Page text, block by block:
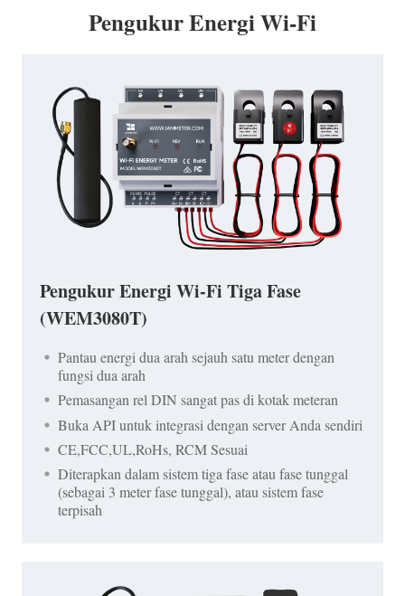
Pengukur Energi Wi-Fi
Pengukur Energi Wi-Fi Tiga Fase
(WEM3080T)
Pantau energi dua arah sejauh satu meter dengan
fungsi dua arah
Pemasangan rel DIN sangat pas di kotak meteran
Buka API untuk integrasi dengan server Anda sendiri
CE,FCC,UL,RoHs, RCM Sesuai
Diterapkan dalam sistem tiga fase atau fase tunggal
(sebagai 3 meter fase tunggal), atau sistem fase
terpisah